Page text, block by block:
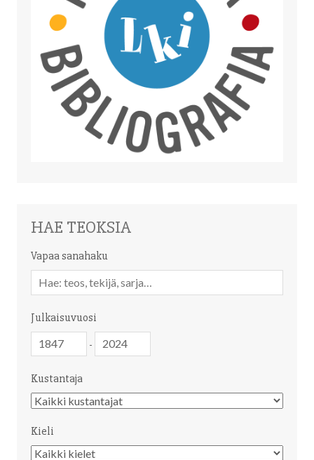
HAE TEOKSIA
Vapaa sanahaku
sanahaku
Julkaisuvuosi
-
Kustantaja
Kustantaja
Kieli
Kieli